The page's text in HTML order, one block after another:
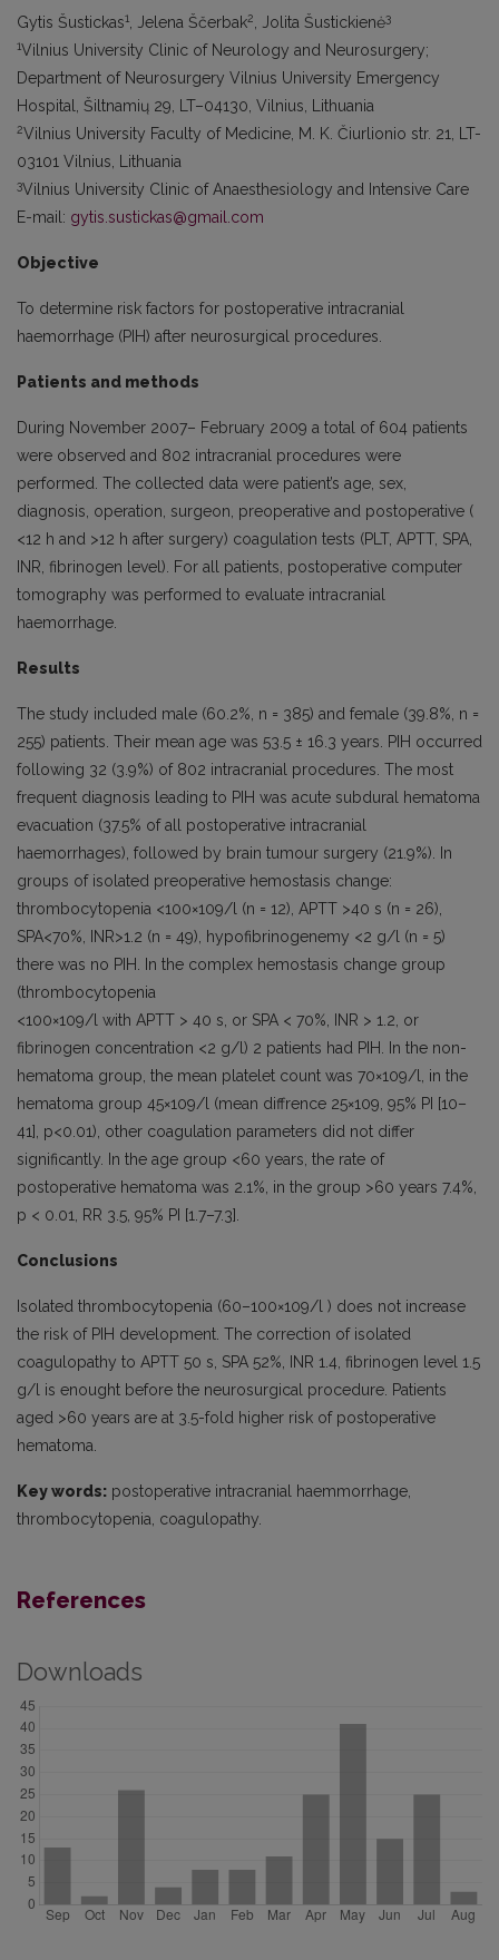
Gytis Šustickas1 , Jelena Ščerbak2 , Jolita Šustickienė3
1Vilnius University Clinic of Neurology and Neurosurgery;
Department of Neurosurgery Vilnius University Emergency
Hospital, Šiltnamių 29, LT–04130, Vilnius, Lithuania
2Vilnius University Faculty of Medicine, M. K. Čiurlionio str. 21, LT-
03101 Vilnius, Lithuania
3Vilnius University Clinic of Anaesthesiology and Intensive Care
E-mail: gytis.sustickas@gmail.com
Objective
To determine risk factors for postoperative intracranial
haemorrhage (PIH) after neurosurgical procedures.
Patients and methods
During November 2007– February 2009 a total of 604 patients
were observed and 802 intracranial procedures were
performed. The collected data were patient’s age, sex,
diagnosis, operation, surgeon, preoperative and postoperative (
<12 h and >12 h after surgery) coagulation tests (PLT, APTT, SPA,
INR, fibrinogen level). For all patients, postoperative computer
tomography was performed to evaluate intracranial
haemorrhage.
Results
The study included male (60.2%, n = 385) and female (39.8%, n =
255) patients. Their mean age was 53.5 ± 16.3 years. PIH occurred
following 32 (3.9%) of 802 intracranial procedures. The most
frequent diagnosis leading to PIH was acute subdural hematoma
evacuation (37.5% of all postoperative intracranial
haemorrhages), followed by brain tumour surgery (21.9%). In
groups of isolated preoperative hemostasis change:
thrombocytopenia <100×109/l (n = 12), APTT >40 s (n = 26),
SPA<70%, INR>1.2 (n = 49), hypofibrinogenemy <2 g/l (n = 5)
there was no PIH. In the complex hemostasis change group
(thrombocytopenia
<100×109/l with APTT > 40 s, or SPA < 70%, INR > 1.2, or
fibrinogen concentration <2 g/l) 2 patients had PIH. In the non-
hematoma group, the mean platelet count was 70×109/l, in the
hematoma group 45×109/l (mean diffrence 25×109, 95% PI [10–
41], p<0.01), other coagulation parameters did not differ
significantly. In the age group <60 years, the rate of
postoperative hematoma was 2.1%, in the group >60 years 7.4%,
p < 0.01, RR 3.5, 95% PI [1.7–7.3].
Conclusions
Isolated thrombocytopenia (60–100×109/l ) does not increase
the risk of PIH development. The correction of isolated
coagulopathy to APTT 50 s, SPA 52%, INR 1.4, fibrinogen level 1.5
g/l is enought before the neurosurgical procedure. Patients
aged >60 years are at 3.5-fold higher risk of postoperative
hematoma.
Key words: postoperative intracranial haemmorrhage,
thrombocytopenia, coagulopathy.
References
Downloads